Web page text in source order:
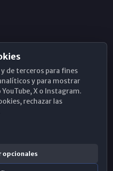
de terceros para fines
y para mostrar
X o Instagram.
rechazar las
opcionales